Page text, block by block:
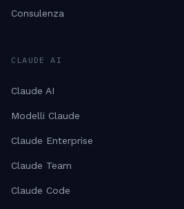
Consulenza
CLAUDE AI
Claude AI
Modelli Claude
Claude Enterprise
Claude Team
Claude Code